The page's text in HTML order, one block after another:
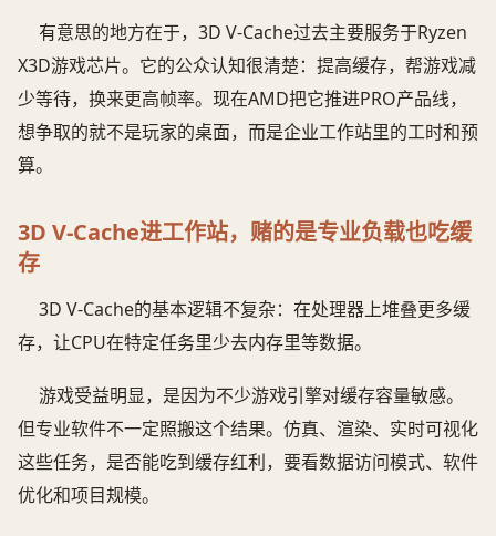
有意思的地方在于，3D V-Cache过去主要服务于Ryzen
X3D游戏芯片。它的公众认知很清楚：提高缓存，帮游戏减
少等待，换来更高帧率。现在AMD把它推进PRO产品线，
想争取的就不是玩家的桌面，而是企业工作站里的工时和预
算。
3D V-Cache进工作站，赌的是专业负载也吃缓
存
3D V-Cache的基本逻辑不复杂：在处理器上堆叠更多缓
存，让CPU在特定任务里少去内存里等数据。
游戏受益明显，是因为不少游戏引擎对缓存容量敏感。
但专业软件不一定照搬这个结果。仿真、渲染、实时可视化
这些任务，是否能吃到缓存红利，要看数据访问模式、软件
优化和项目规模。